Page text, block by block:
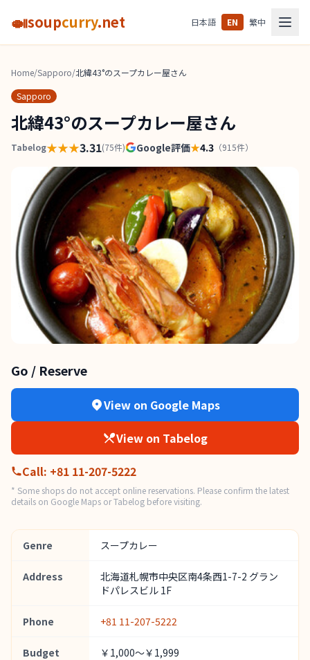
🍛soupcurry.net 日本語 EN 繁中
Home/Sapporo/北緯43°のスープカレー屋さん
Sapporo
北緯43°のスープカレー屋さん
Tabelog★★★3.31(75件) Google評価★4.3 （915件）
Go / Reserve
View on Google Maps
View on Tabelog
Call: +81 11-207-5222
* Some shops do not accept online reservations. Please confirm the latest
details on Google Maps or Tabelog before visiting.
Genre スープカレー
Address
北海道札幌市中央区南4条西1-7-2 グラン
ドパレスビル 1F
Phone +81 11-207-5222
Budget ￥1,000～￥1,999